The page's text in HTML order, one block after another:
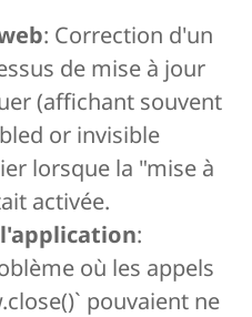
: Correction d'un
de mise à jour
(affichant souvent
or invisible
lorsque la "mise à
activée.
:
où les appels
pouvaient ne